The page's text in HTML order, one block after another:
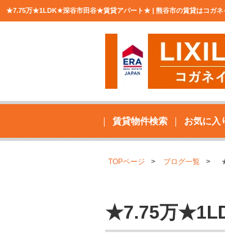
★7.75万★1LDK★深谷市田谷★賃貸アパート★ | 熊谷市の賃貸はコガネ
賃貸物件検索 お気に入
TOPページ ブログ一覧
★7.75万